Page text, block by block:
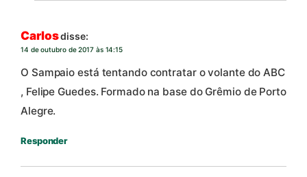
Carlosdisse:
14 de outubro de 2017 às 14:15
O Sampaio está tentando contratar o volante do ABC
, Felipe Guedes. Formado na base do Grêmio de Porto
Alegre.
Responder